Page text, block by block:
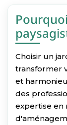
Choisir un
transformer
et
des
expertise en